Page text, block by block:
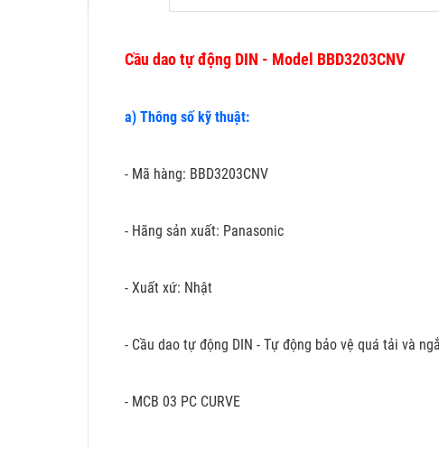
Cầu dao tự động DIN - Model BBD3203CNV
a) Thông số kỹ thuật:
- Mã hàng: BBD3203CNV
- Hãng sản xuất: Panasonic
- Xuất xứ: Nhật
- Cầu dao tự động DIN - Tự động bảo vệ quá tải và
- MCB 03 PC CURVE